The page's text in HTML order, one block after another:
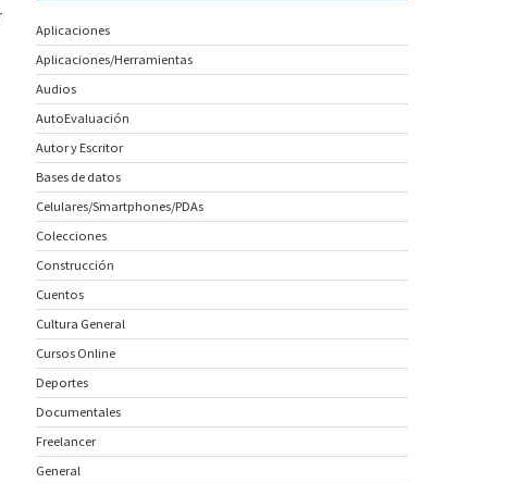
Aplicaciones
Aplicaciones/Herramientas
Audios
AutoEvaluación
Autor y Escritor
Bases de datos
Celulares/Smartphones/PDAs
Colecciones
Construcción
Cuentos
Cultura General
Cursos Online
Deportes
Documentales
Freelancer
General